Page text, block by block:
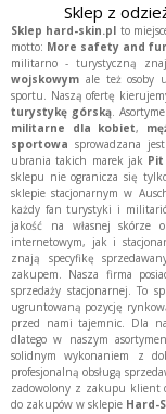
Sklep z
Sklep hard-skin.pl to
motto: More safety and
militarno - turystyczną
wojskowym ale też osoby
sportu. Naszą ofertę
turystykę górską.
militarne dla kobiet,
sportowa sprowadzana
ubrania takich marek jak
sklepu nie ogranicza się
sklepie stacjonarnym w
każdy fan turystyki i
jakość na własnej skórze
internetowym, jak i
znają specyfikę
zakupem. Nasza firma
sprzedaży stacjonarnej. To
ugruntowaną pozycję
przed nami tajemnic. Dla
dlatego w naszym
solidnym wykonaniem z
profesjonalną obsługą
zadowolony z zakupu klient
do zakupów w sklepie Hard-